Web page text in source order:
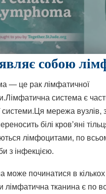
собою
— це рак лімфатичної
Лімфатична система є
системи. Ця мережа вузлів,
білі кров’яні
лімфоцитами, по
з інфекцією.
може починатися в
лімфатична тканина є по